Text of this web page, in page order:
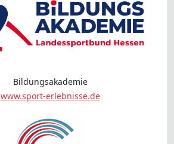
Bildungsakademie
www.sport-erlebnisse.de